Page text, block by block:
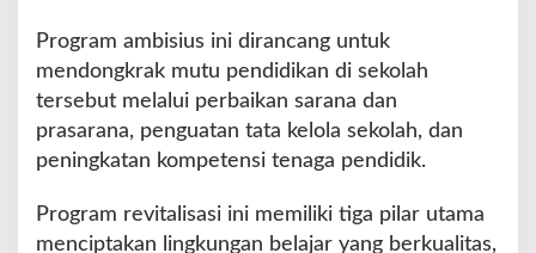
.
2
M
i
r
d
Program ambisius ini dirancang untuk
mendongkrak mutu pendidikan di sekolah
tersebut melalui perbaikan sarana dan
prasarana, penguatan tata kelola sekolah, dan
peningkatan kompetensi tenaga pendidik.
Program revitalisasi ini memiliki tiga pilar utama
menciptakan lingkungan belajar yang berkualitas,